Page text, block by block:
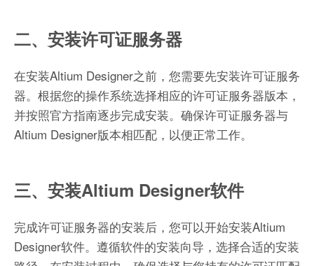
二、安装许可证服务器
在安装Altium Designer之前，您需要先安装许可证服务
器。根据您的操作系统选择相应的许可证服务器版本，
并按照官方指南逐步完成安装。确保许可证服务器与
Altium Designer版本相匹配，以便正常工作。
三、安装Altium Designer软件
完成许可证服务器的安装后，您可以开始安装Altium
Designer软件。遵循软件的安装向导，选择合适的安装